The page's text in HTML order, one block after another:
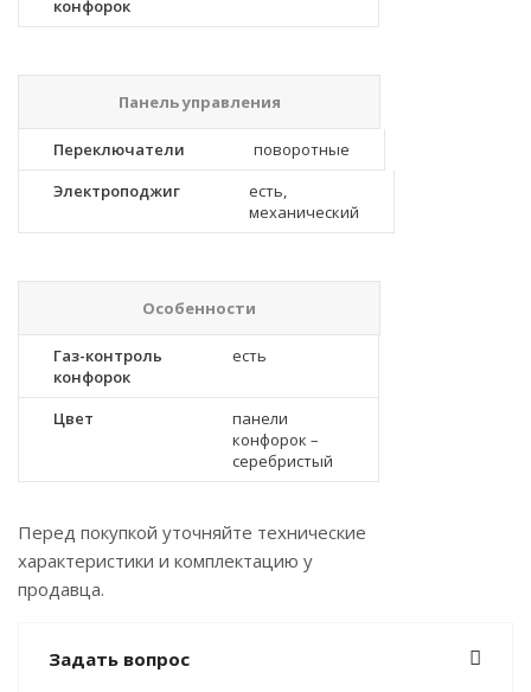
конфорок
Панель управления
Переключатели
поворотные
Электроподжиг
есть,
механический
Особенности
Газ-контроль
конфорок
есть
Цвет
панели
конфорок –
серебристый
Перед покупкой уточняйте технические
характеристики и комплектацию у
продавца.
Задать вопрос